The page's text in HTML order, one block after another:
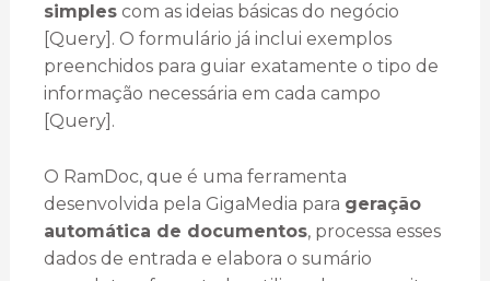
simplescom as ideias básicas do negócio
[Query]. O formulário já inclui exemplos
preenchidos para guiar exatamente o tipo de
informação necessária em cada campo
[Query].
O RamDoc, que é uma ferramenta
desenvolvida pela GigaMedia para geração
automática de documentos, processa esses
dados de entrada e elabora o sumário